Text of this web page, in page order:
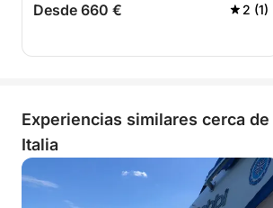
Desde 660 € 2 (1)
Experiencias similares cerca
Italia